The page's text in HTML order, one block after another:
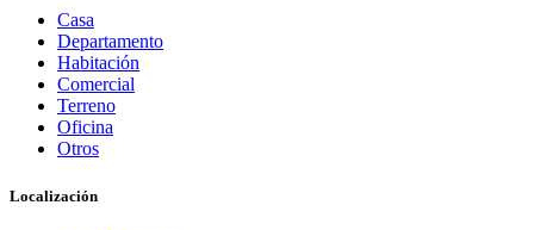
Casa
Departamento
Habitación
Comercial
Terreno
Oficina
Otros
Localización